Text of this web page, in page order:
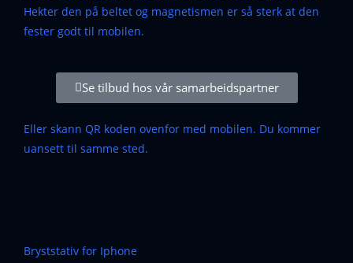
Hekter den på beltet og magnetismen er så sterk at den
fester godt til mobilen.
Se tilbud hos vår samarbeidspartner
Eller skann QR koden ovenfor med mobilen. Du kommer
uansett til samme sted.
Bryststativ for Iphone